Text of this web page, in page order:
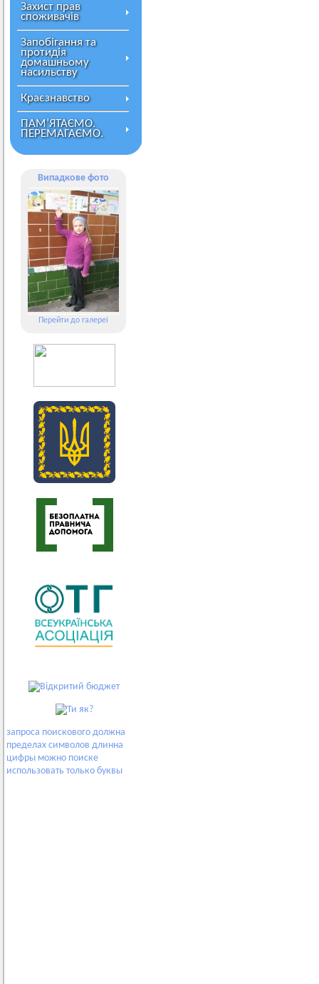
Захист прав
споживачів
Запобігання та
протидія
домашньому
насильству
Краєзнавство
ПАМ’ЯТАЄМО.
ПЕРЕМАГАЄМО.
Випадкове фото
Перейти до галереї
запроса поискового должна
пределах символов длинна
цифры можно поиске
использовать только буквы